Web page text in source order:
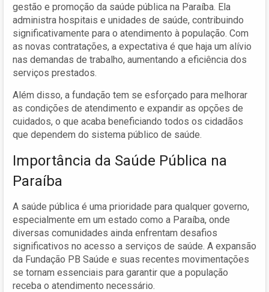
gestão e promoção da saúde pública na Paraíba. Ela
administra hospitais e unidades de saúde, contribuindo
significativamente para o atendimento à população. Com
as novas contratações, a expectativa é que haja um alívio
nas demandas de trabalho, aumentando a eficiência dos
serviços prestados.
Além disso, a fundação tem se esforçado para melhorar
as condições de atendimento e expandir as opções de
cuidados, o que acaba beneficiando todos os cidadãos
que dependem do sistema público de saúde.
Importância da Saúde Pública na
Paraíba
A saúde pública é uma prioridade para qualquer governo,
especialmente em um estado como a Paraíba, onde
diversas comunidades ainda enfrentam desafios
significativos no acesso a serviços de saúde. A expansão
da Fundação PB Saúde e suas recentes movimentações
se tornam essenciais para garantir que a população
receba o atendimento necessário.